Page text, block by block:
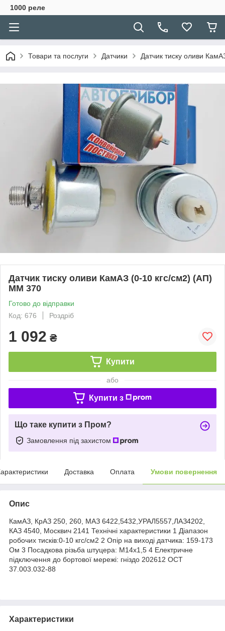
1000 реле
Товари та послуги Датчики Датчик тиску оливи
Датчик тиску оливи КамАЗ (0-10 кгс/см2) (АП)
ММ 370
Готово до відправки
Код: 676
Роздріб
1 092 ₴
Купити
або
Купити з
Що таке купити з Пром?
Замовлення під захистом
Доставка Оплата Умови повернення
Опис
КамАЗ, КрАЗ 250, 260, МАЗ 6422,5432,УРАЛ5557,ЛАЗ4202,
КАЗ 4540, Москвич 2141 Технічні характеристики 1 Діапазон
робочих тисків:0-10 кгс/см2 2 Опір на виході датчика: 159-173
Ом 3 Посадкова різьба штуцера: М14х1,5 4 Електричне
підключення до бортової мережі: гніздо 202612 ОСТ
37.003.032-88
Характеристики